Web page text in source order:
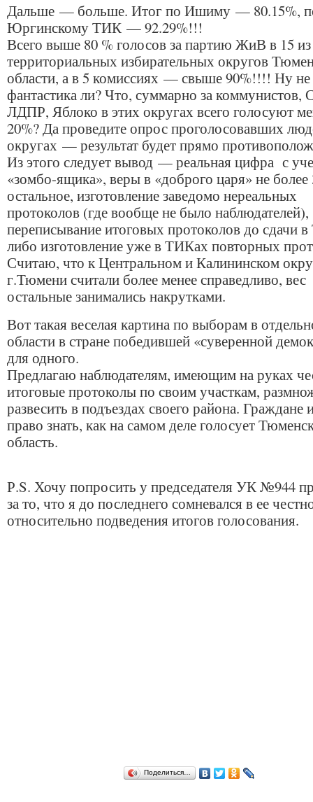
Дальше — больше. Итог по Ишиму — 80.15%,
Юргинскому ТИК — 92.29%!!!
Всего выше 80 % голосов за партию ЖиВ в 15
территориальных избирательных округов
области, а в 5 комиссиях — свыше 90%!!!! Ну не
фантастика ли? Что, суммарно за коммунистов,
ЛДПР, Яблоко в этих округах всего голосуют
20%? Да проведите опрос проголосовавших
округах — результат будет прямо
Из этого следует вывод — реальная цифра с
«зомбо-ящика», веры в «доброго царя» не более
остальное, изготовление заведомо нереальных
протоколов (где вообще не было наблюдателей),
переписывание итоговых протоколов до сдачи
либо изготовление уже в ТИКах повторных
Считаю, что к Центральном и Калининском
г.Тюмени считали более менее справедливо, вес
остальные занимались накрутками.
Вот такая веселая картина по выборам в
области в стране победившей «суверенной
для одного.
Предлагаю наблюдателям, имеющим на руках
итоговые протоколы по своим участкам,
развесить в подъездах своего района. Граждане
право знать, как на самом деле голосует
область.
Р.S. Хочу попросить у председателя УК №944
за то, что я до последнего сомневался в ее
относительно подведения итогов голосования.
Поделиться…